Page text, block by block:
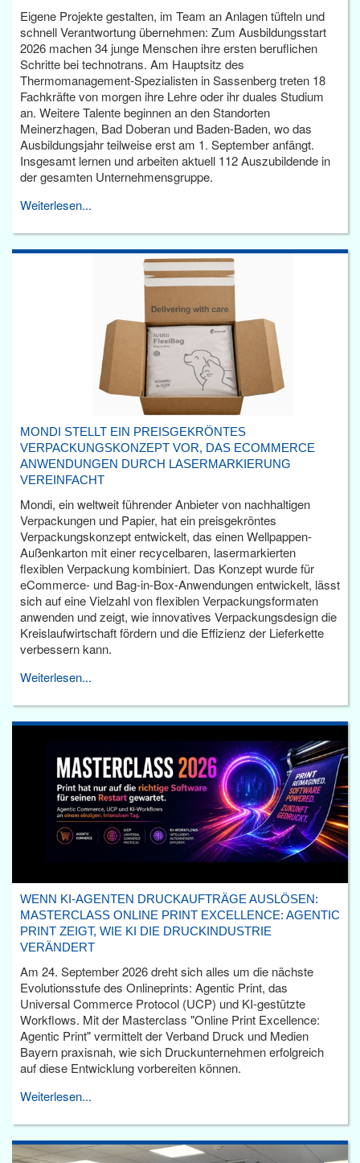
Eigene Projekte gestalten, im Team an Anlagen tüfteln und
schnell Verantwortung übernehmen: Zum Ausbildungsstart
2026 machen 34 junge Menschen ihre ersten beruflichen
Schritte bei technotrans. Am Hauptsitz des
Thermomanagement-Spezialisten in Sassenberg treten 18
Fachkräfte von morgen ihre Lehre oder ihr duales Studium
an. Weitere Talente beginnen an den Standorten
Meinerzhagen, Bad Doberan und Baden-Baden, wo das
Ausbildungsjahr teilweise erst am 1. September anfängt.
Insgesamt lernen und arbeiten aktuell 112 Auszubildende in
der gesamten Unternehmensgruppe.
Weiterlesen...
MONDI STELLT EIN PREISGEKRÖNTES
VERPACKUNGSKONZEPT VOR, DAS ECOMMERCE
ANWENDUNGEN DURCH LASERMARKIERUNG
VEREINFACHT
Mondi, ein weltweit führender Anbieter von nachhaltigen
Verpackungen und Papier, hat ein preisgekröntes
Verpackungskonzept entwickelt, das einen Wellpappen-
Außenkarton mit einer recycelbaren, lasermarkierten
flexiblen Verpackung kombiniert. Das Konzept wurde für
eCommerce- und Bag-in-Box-Anwendungen entwickelt, lässt
sich auf eine Vielzahl von flexiblen Verpackungsformaten
anwenden und zeigt, wie innovatives Verpackungsdesign die
Kreislaufwirtschaft fördern und die Effizienz der Lieferkette
verbessern kann.
Weiterlesen...
WENN KI-AGENTEN DRUCKAUFTRÄGE AUSLÖSEN:
MASTERCLASS ONLINE PRINT EXCELLENCE: AGENTIC
PRINT ZEIGT, WIE KI DIE DRUCKINDUSTRIE
VERÄNDERT
Am 24. September 2026 dreht sich alles um die nächste
Evolutionsstufe des Onlineprints: Agentic Print, das
Universal Commerce Protocol (UCP) und KI-gestützte
Workflows. Mit der Masterclass "Online Print Excellence:
Agentic Print" vermittelt der Verband Druck und Medien
Bayern praxisnah, wie sich Druckunternehmen erfolgreich
auf diese Entwicklung vorbereiten können.
Weiterlesen...